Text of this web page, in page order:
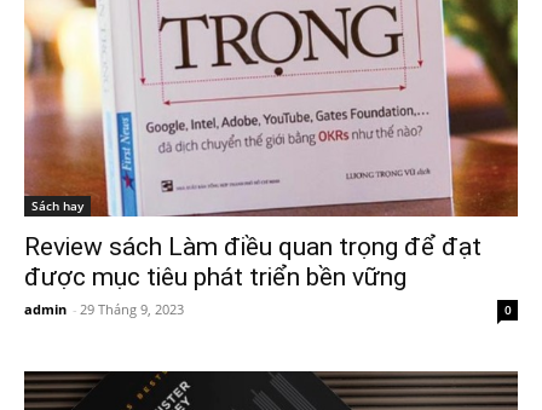
Sách hay
Review sách Làm điều quan trọng để đạt
được mục tiêu phát triển bền vững
admin - 29 Tháng 9, 2023 0